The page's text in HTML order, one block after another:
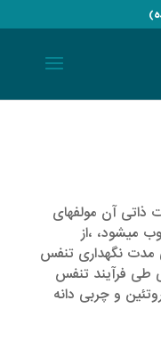
ذاتی آن مولفه­­­ای
میشود، ،از
مدت نگهداری تنفس
طی فرآیند تنفس
و چربی دانه